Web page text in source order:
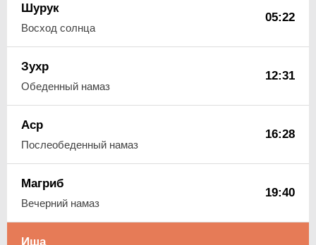
Шурук
Восход солнца
05:22
Зухр
Обеденный намаз
12:31
Аср
Послеобеденный намаз
16:28
Магриб
Вечерний намаз
19:40
Иша